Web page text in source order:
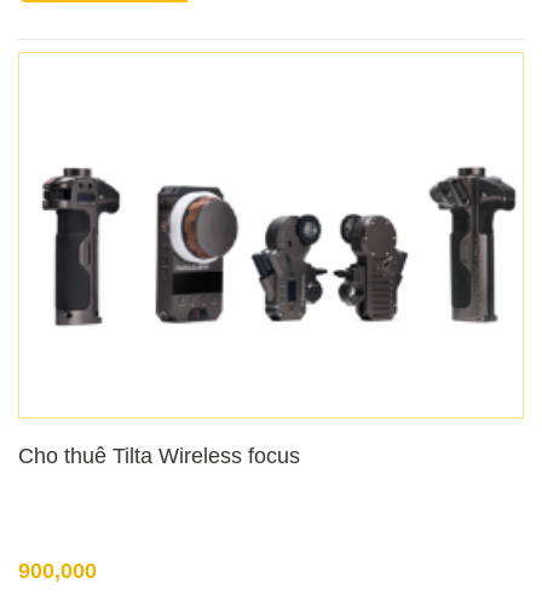
Cho thuê Tilta Wireless focus
900,000